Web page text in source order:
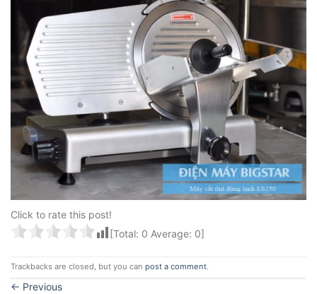
Click to rate this post!
[Total: 0 Average: 0]
Trackbacks are closed, but you can post a comment.
← Previous